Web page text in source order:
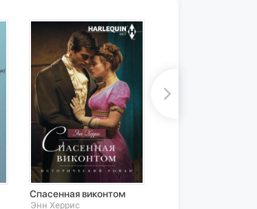
Спасенная виконтом
Энн Херрис